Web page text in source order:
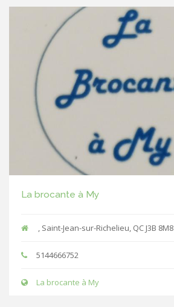
La brocante à My
, Saint-Jean-sur-Richelieu, QC J3B 8M8
5144666752
La brocante à My